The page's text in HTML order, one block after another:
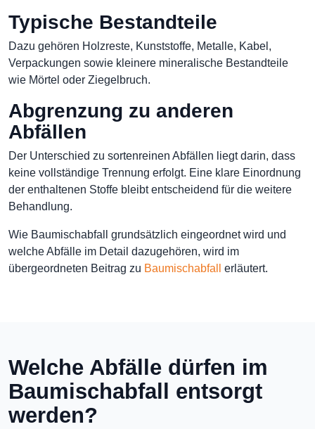
Typische Bestandteile
Dazu gehören Holzreste, Kunststoffe, Metalle, Kabel,
Verpackungen sowie kleinere mineralische Bestandteile
wie Mörtel oder Ziegelbruch.
Abgrenzung zu anderen
Abfällen
Der Unterschied zu sortenreinen Abfällen liegt darin, dass
keine vollständige Trennung erfolgt. Eine klare Einordnung
der enthaltenen Stoffe bleibt entscheidend für die weitere
Behandlung.
Wie Baumischabfall grundsätzlich eingeordnet wird und
welche Abfälle im Detail dazugehören, wird im
übergeordneten Beitrag zu Baumischabfall erläutert.
Welche Abfälle dürfen im
Baumischabfall entsorgt
werden?